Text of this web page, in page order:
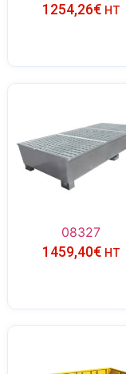
1254,26€ HT
08327
1459,40€ HT